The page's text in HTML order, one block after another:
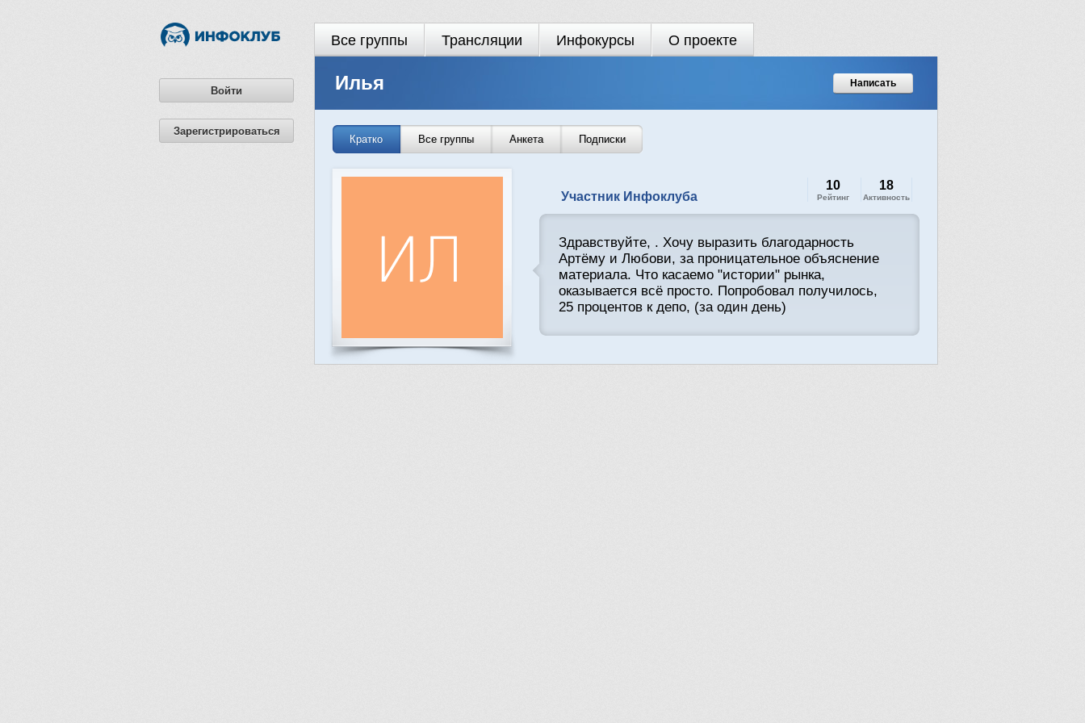
Войти
Зарегистрироваться
Все группы Трансляции Инфокурсы О проекте
Илья Написать
Кратко Все группы Анкета Подписки
Участник Инфоклуба
10
Рейтинг
18
Активность
Здравствуйте, . Хочу выразить благодарность
Артёму и Любови, за проницательное объяснение
материала. Что касаемо "истории" рынка,
оказывается всё просто. Попробовал получилось,
25 процентов к депо, (за один день)